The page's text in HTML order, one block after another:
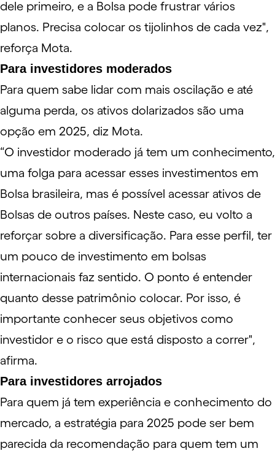
dele primeiro, e a Bolsa pode frustrar vários
planos. Precisa colocar os tijolinhos de cada vez",
reforça Mota.
Para investidores moderados
Para quem sabe lidar com mais oscilação e até
alguma perda, os ativos dolarizados são uma
opção em 2025, diz Mota.
“O investidor moderado já tem um conhecimento,
uma folga para acessar esses investimentos em
Bolsa brasileira, mas é possível acessar ativos de
Bolsas de outros países. Neste caso, eu volto a
reforçar sobre a diversificação. Para esse perfil, ter
um pouco de investimento em bolsas
internacionais faz sentido. O ponto é entender
quanto desse patrimônio colocar. Por isso, é
importante conhecer seus objetivos como
investidor e o risco que está disposto a correr",
afirma.
Para investidores arrojados
Para quem já tem experiência e conhecimento do
mercado, a estratégia para 2025 pode ser bem
parecida da recomendação para quem tem um